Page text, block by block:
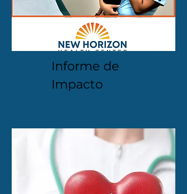
Informe de
Impacto